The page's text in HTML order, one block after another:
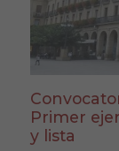
Primer
y lista